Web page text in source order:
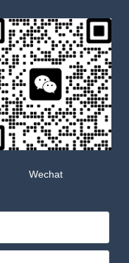
Wechat